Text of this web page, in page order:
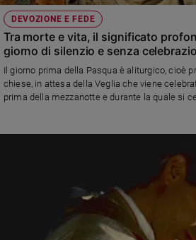
Papa
Papa
Chiesa
Chiesa
spiritualità
DEVOZIONE E FEDE
Tra morte e vita, il significato
giorno di silenzio e senza
Il giorno prima della Pasqua è aliturgico, cioè
chiese, in attesa della Veglia che viene
prima della mezzanotte e durante la quale si